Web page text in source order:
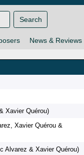
News & Reviews
Search
Xavier Quérou)
Xavier Quérou &
Alvarez & Xavier Quérou)